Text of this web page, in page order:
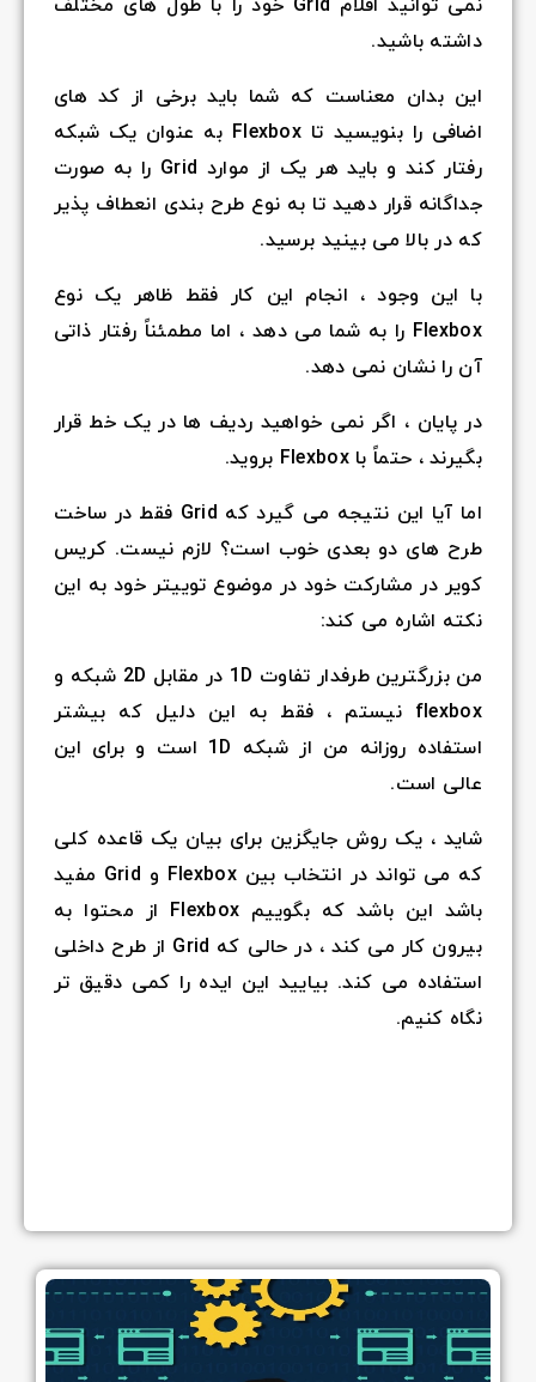
نمی توانید اقلام Grid خود را با طول های مختلف
داشته باشید.
این بدان معناست که شما باید برخی از کد های
اضافی را بنویسید تا Flexbox به عنوان یک شبکه
رفتار کند و باید هر یک از موارد Grid را به صورت
جداگانه قرار دهید تا به نوع طرح بندی انعطاف پذیر
که در بالا می بینید برسید.
با این وجود ، انجام این کار فقط ظاهر یک نوع
Flexbox را به شما می دهد ، اما مطمئناً رفتار ذاتی
آن را نشان نمی دهد.
در پایان ، اگر نمی خواهید ردیف ها در یک خط قرار
بگیرند ، حتماً با Flexbox بروید.
اما آیا این نتیجه می گیرد که Grid فقط در ساخت
طرح های دو بعدی خوب است؟ لازم نیست. کریس
کویر در مشارکت خود در موضوع توییتر خود به این
نکته اشاره می کند:
من بزرگترین طرفدار تفاوت 1D در مقابل 2D شبکه و
flexbox نیستم ، فقط به این دلیل که بیشتر
استفاده روزانه من از شبکه 1D است و برای این
عالی است.
شاید ، یک روش جایگزین برای بیان یک قاعده کلی
که می تواند در انتخاب بین Flexbox و Grid مفید
باشد این باشد که بگوییم Flexbox از محتوا به
بیرون کار می کند ، در حالی که Grid از طرح داخلی
استفاده می کند. بیایید این ایده را کمی دقیق تر
نگاه کنیم.